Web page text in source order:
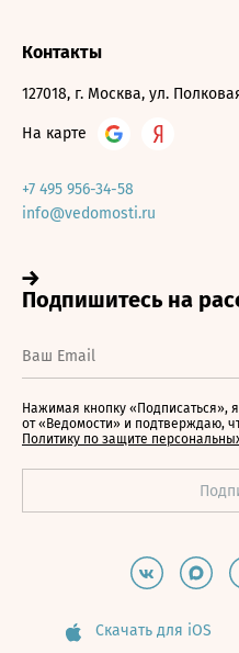
Контакты
127018, г. Москва, ул.
На карте
+7 495 956-34-58
info@vedomosti.ru
Нажимая кнопку «Подписаться»,
от «Ведомости» и подтверждаю,
Политику по защите
Скачать для iOS